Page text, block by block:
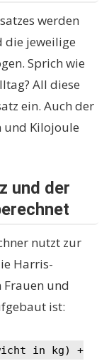
werden
die jeweilige
Sprich wie
All diese
ein. Auch der
und Kilojoule
und der
nutzt zur
Harris-
Frauen und
ist:
in kg) +